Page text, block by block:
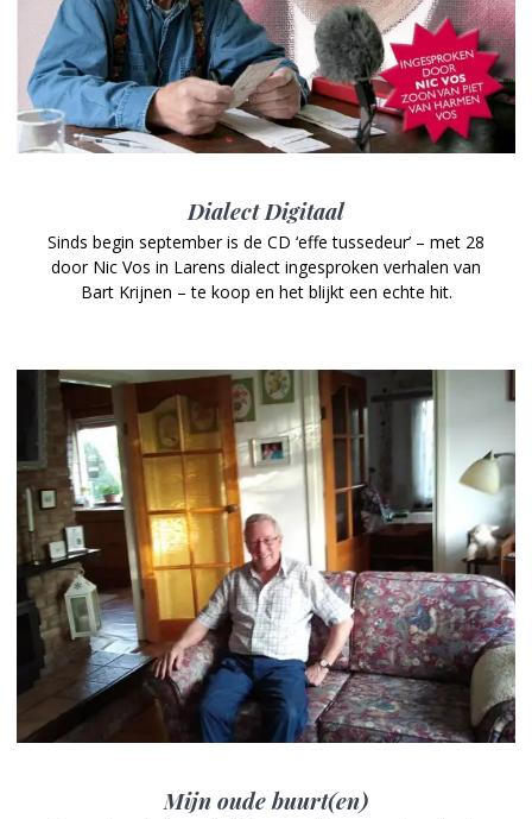
Dialect Digitaal
Sinds begin september is de CD ‘effe tussedeur’ – met 28
door Nic Vos in Larens dialect ingesproken verhalen van
Bart Krijnen – te koop en het blijkt een echte hit.
Mijn oude buurt(en)